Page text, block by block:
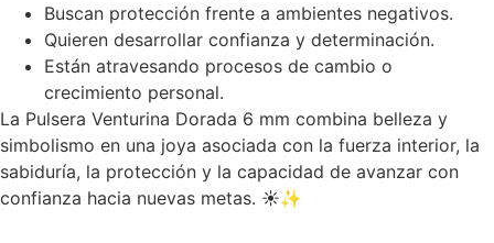
Buscan protección frente a ambientes negativos.
Quieren desarrollar confianza y determinación.
Están atravesando procesos de cambio o
crecimiento personal.
La Pulsera Venturina Dorada 6 mm combina belleza y
simbolismo en una joya asociada con la fuerza interior, la
sabiduría, la protección y la capacidad de avanzar con
confianza hacia nuevas metas. ☀️✨